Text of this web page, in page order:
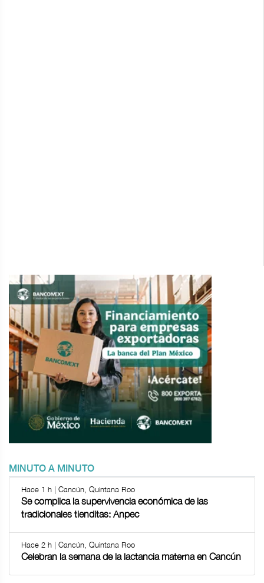
MINUTO A MINUTO
Hace 1 h | Cancún, Quintana Roo
Se complica la supervivencia económica de las
tradicionales tienditas: Anpec
Hace 2 h | Cancún, Quintana Roo
Celebran la semana de la lactancia materna en Cancún